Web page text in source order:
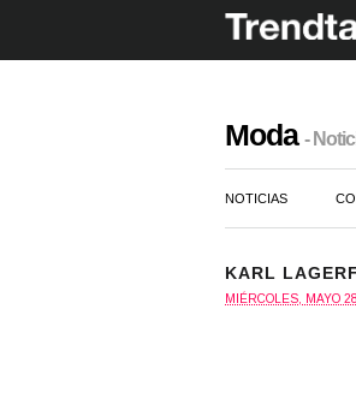
Moda -
NOTICIAS
KARL
MIÉRCOLES, MAYO